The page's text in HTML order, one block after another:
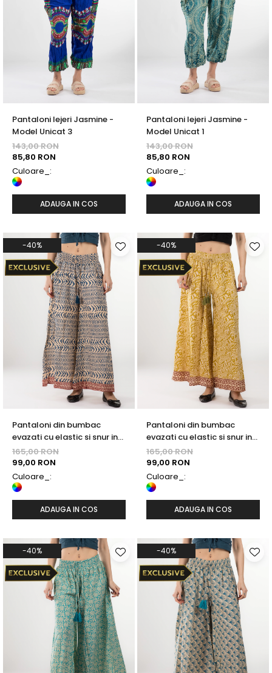
RUCSACURI
Rucsacuri Mari cu Print
Rucsacuri Mari
Rucsacuri Mici
ACCESORII
Genți și Borsete
Pălării
Bijuterii
Eșarfe
PRODUSE DE RELAXARE
Lumânări Parfumate
Bijuterii Energetice
Diverse
ACCESORII DE IARNĂ
Jambiere din Lână
Eșarfe Cașmir
Borsete și Genți
Pantaloni lejeri Jasmine -
Model Unicat 3
143,00 RON
85,80 RON
Culoare_:
ADAUGA IN COS
Pantaloni lejeri Jasmine -
Model Unicat 1
143,00 RON
85,80 RON
Culoare_:
ADAUGA IN COS
-40%
Pantaloni din bumbac
evazati cu elastic si snur in
talie - Model 24
165,00 RON
99,00 RON
Culoare_:
ADAUGA IN COS
-40%
Pantaloni din bumbac
evazati cu elastic si snur in
talie - Model 20
165,00 RON
99,00 RON
Culoare_:
ADAUGA IN COS
-40% -40%